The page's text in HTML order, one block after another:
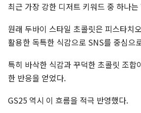
최근 가장 강한 디저트 키워드 중 하나는
원래 두바이 스타일 초콜릿은 피스타치
활용한 독특한 식감으로 SNS를 중심으
특히 바삭한 식감과 꾸덕한 초콜릿 조합
한 반응을 얻었다.
GS25 역시 이 흐름을 적극 반영했다.